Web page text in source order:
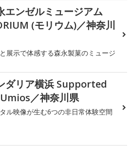
エンゼルミュージアム
(モリウム)／神奈川
展示で体感する森永製菓のミュージ
ダリア横浜 Supported
／神奈川県
ル映像が生む6つの非日常体験空間